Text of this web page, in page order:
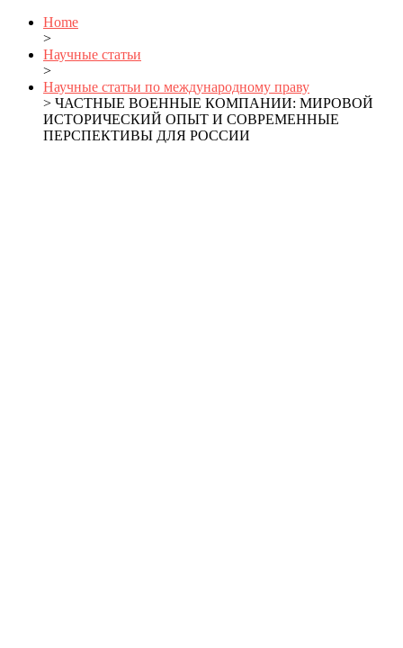
Home
>
Научные статьи
>
Научные статьи по международному праву
> ЧАСТНЫЕ ВОЕННЫЕ КОМПАНИИ: МИРОВОЙ
ИСТОРИЧЕСКИЙ ОПЫТ И СОВРЕМЕННЫЕ
ПЕРСПЕКТИВЫ ДЛЯ РОССИИ